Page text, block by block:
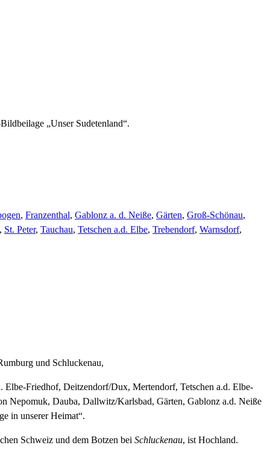
„Unser Sudetenland“.
, Franzenthal, Gablonz a. d. Neiße, Gärten, Groß-Schönau,
, St. Peter, Tauchau, Tetschen a.d. Elbe, Trebendorf, Warnsdorf,
und Schluckenau,
Elbe-Friedhof, Deitzendorf/Dux, Mertendorf, Tetschen a.d. Elbe-
Nepomuk, Dauba, Dallwitz/Karlsbad, Gärten, Gablonz a.d. Neiße
in unserer Heimat“.
Schweiz und dem Botzen bei Schluckenau, ist Hochland.